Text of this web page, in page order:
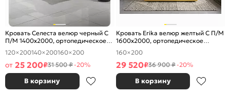
Кровать Селеста велюр черный С
П/М 1400x2000, ортопедическое
основание, изголовье мягкое
120×200140×200160×200
от 25 200₽31 500 ₽-20%
В корзину
Кровать Erika велюр желтый С П/М
1600x2000, ортопедическое
основание, изголовье мягкое
160×200
29 520₽36 900 ₽-20%
В корзину